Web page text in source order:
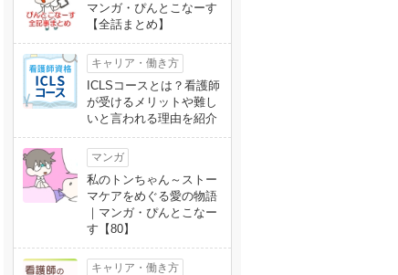
マンガ・ぴんとこなーす
【全話まとめ】
キャリア・働き方
ICLSコースとは？看護師
が受けるメリットや難し
いと言われる理由を紹介
マンガ
私のトンちゃん～ストー
マケアをめぐる愛の物語
｜マンガ・ぴんとこなー
す【80】
キャリア・働き方